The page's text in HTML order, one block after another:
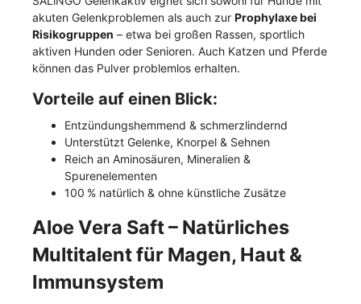
akuten Gelenkproblemen als auch zur Prophylaxe bei
Risikogruppen – etwa bei großen Rassen, sportlich
aktiven Hunden oder Senioren. Auch Katzen und Pferde
können das Pulver problemlos erhalten.
Vorteile auf einen Blick:
Entzündungshemmend & schmerzlindernd
Unterstützt Gelenke, Knorpel & Sehnen
Reich an Aminosäuren, Mineralien &
Spurenelementen
100 % natürlich & ohne künstliche Zusätze
Aloe Vera Saft – Natürliches
Multitalent für Magen, Haut &
Immunsystem